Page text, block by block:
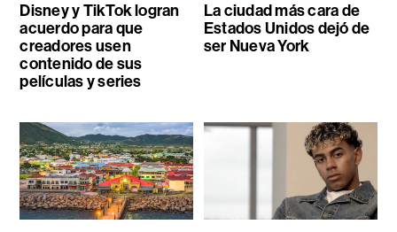
Disney y TikTok logran
acuerdo para que
creadores usen
contenido de sus
películas y series
La ciudad más cara de
Estados Unidos dejó de
ser Nueva York